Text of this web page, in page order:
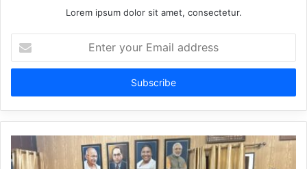
Lorem ipsum dolor sit amet, consectetur.
your
Email